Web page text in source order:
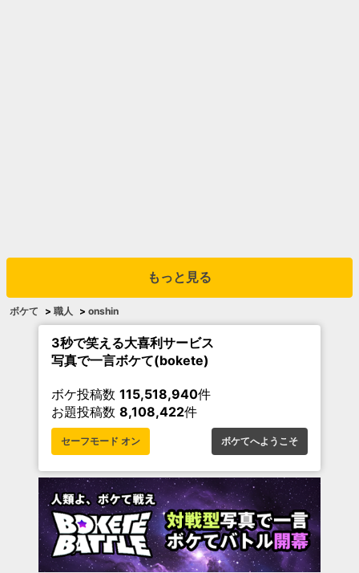
もっと見る
ボケて > 職人 > onshin
3秒で笑える大喜利サービス
写真で一言ボケて(bokete)
ボケ投稿数 115,518,940件
お題投稿数 8,108,422件
セーフモード オン ボケてへようこそ